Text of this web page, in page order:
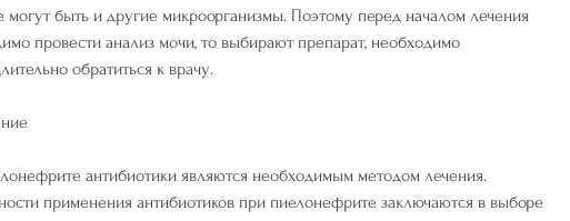
могут быть и другие микроорганизмы. Поэтому перед началом лечения
провести анализ мочи, то выбирают препарат, необходимо
обратиться к врачу.
антибиотики являются необходимым методом лечения.
применения антибиотиков при пиелонефрите заключаются в выборе